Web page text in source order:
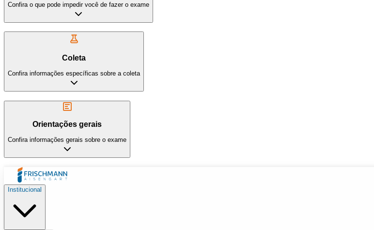
Confira o que pode impedir você de fazer o exame
Coleta
Confira informações específicas sobre a coleta
Orientações gerais
Confira informações gerais sobre o exame
Institucional